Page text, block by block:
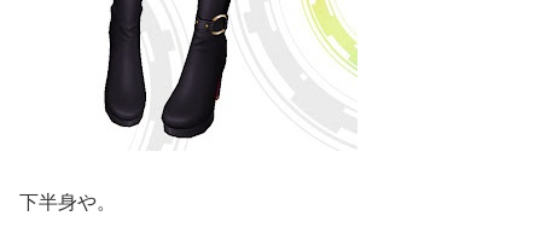
下半身や。